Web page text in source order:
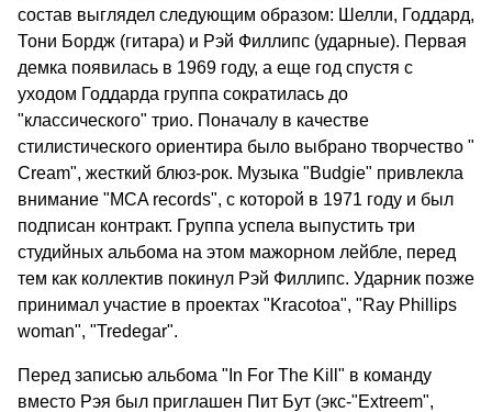
состав выглядел следующим образом: Шелли, Годдард,
Тони Бордж (гитара) и Рэй Филлипс (ударные). Первая
демка появилась в 1969 году, а еще год спустя с
уходом Годдарда группа сократилась до
"классического" трио. Поначалу в качестве
стилистического ориентира было выбрано творчество "
Cream", жесткий блюз-рок. Музыка "Budgie" привлекла
внимание "MCA records", с которой в 1971 году и был
подписан контракт. Группа успела выпустить три
студийных альбома на этом мажорном лейбле, перед
тем как коллектив покинул Рэй Филлипс. Ударник позже
принимал участие в проектах "Kracotoa", "Ray Phillips
woman", "Tredegar".
Перед записью альбома "In For The Kill" в команду
вместо Рэя был приглашен Пит Бут (экс-"Extreem",